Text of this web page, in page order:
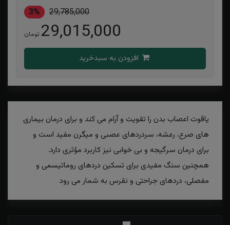
29,785,000
3%
29,015,000 تومان
​​​​یاقوت اعصاب بدن را تقویت و آرام می کند و برای درمان بیماری
های صرع، رعشه، سردردهای عصبی و میگرن مفید است و
برای درمان سرگیجه و بی خوابی نیز کاربرد مؤثری دارد.
همچنین سنگ مفیدی برای تسکین دردهای روماتیسمی و
مفصلی، دردهای جراحتی و نقرس به شمار می رود